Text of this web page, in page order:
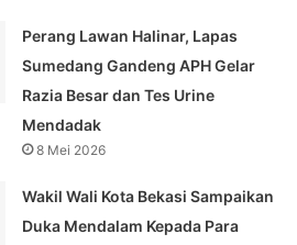
Perang Lawan Halinar, Lapas
Sumedang Gandeng APH Gelar
Razia Besar dan Tes Urine
Mendadak
8 Mei 2026
Wakil Wali Kota Bekasi Sampaikan
Duka Mendalam Kepada Para